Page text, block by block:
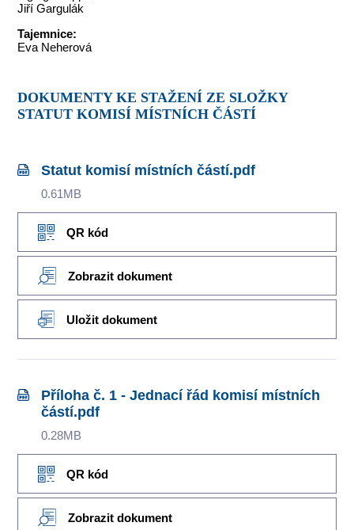
Jiří Gargulák
Tajemnice:
Eva Neherová
DOKUMENTY KE STAŽENÍ ZE SLOŽKY
STATUT KOMISÍ MÍSTNÍCH ČÁSTÍ
Statut komisí místních částí.pdf
0.61MB
QR kód
Zobrazit dokument
Uložit dokument
Příloha č. 1 - Jednací řád komisí místních
částí.pdf
0.28MB
QR kód
Zobrazit dokument